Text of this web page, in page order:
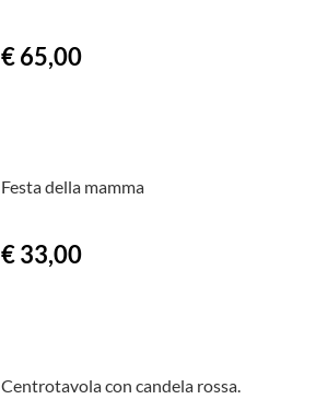
€ 65,00
Festa della mamma
€ 33,00
Centrotavola con candela rossa.